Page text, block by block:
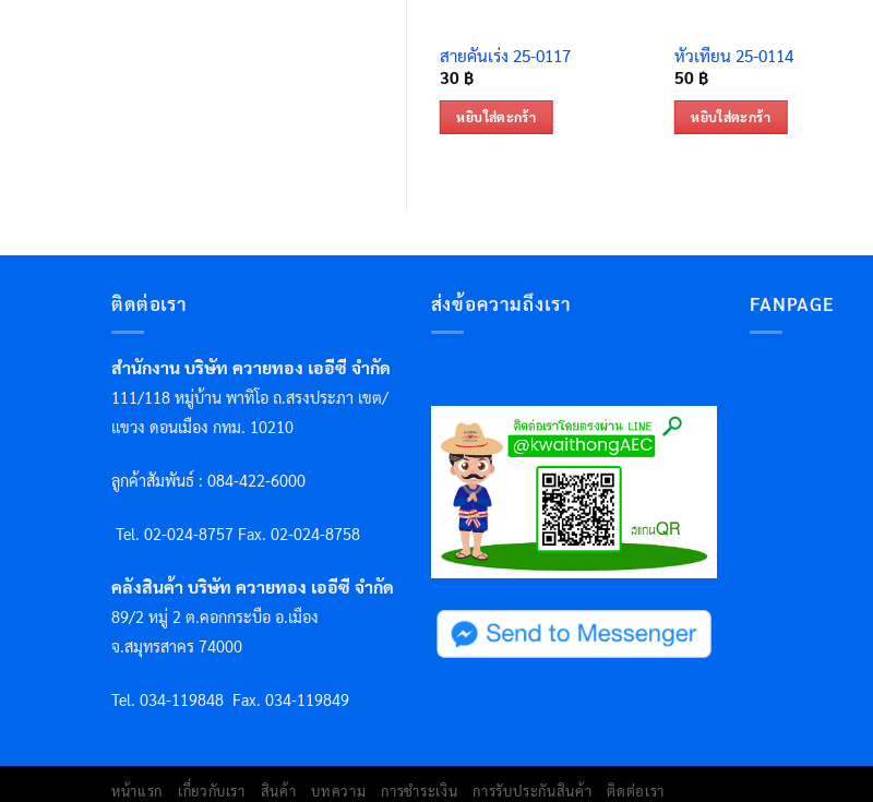
สายคันเร่ง 25-0117
30 ฿
หยิบใส่ตะกร้า
หัวเทียน 25-0114
50 ฿
หยิบใส่ตะกร้า
ติดต่อเรา
สำนักงาน บริษัท ควายทอง เออีซี จำกัด
111/118 หมู่บ้าน พาทิโอ ถ.สรงประภา เขต/
แขวง ดอนเมือง กทม. 10210
ลูกค้าสัมพันธ์ : 084-422-6000
Tel. 02-024-8757 Fax. 02-024-8758
คลังสินค้า บริษัท ควายทอง เออีซี จำกัด
89/2 หมู่ 2 ต.คอกกระบือ อ.เมือง
จ.สมุทรสาคร 74000
Tel. 034-119848 Fax. 034-119849
ส่งข้อความถึงเรา FANPAGE
หน้าแรก เกี่ยวกับเรา สินค้า บทความ การชำระเงิน การรับประกันสินค้า ติดต่อเรา